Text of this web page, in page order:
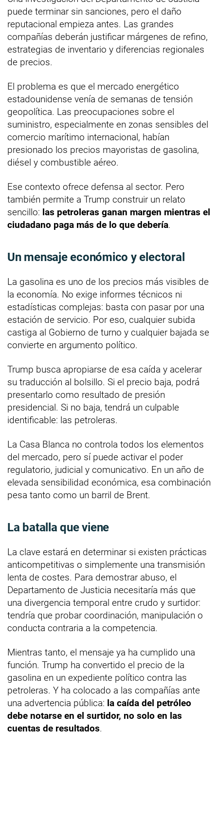
puede terminar sin sanciones, pero el daño
reputacional empieza antes. Las grandes
compañías deberán justificar márgenes de refino,
estrategias de inventario y diferencias regionales
de precios.
El problema es que el mercado energético
estadounidense venía de semanas de tensión
geopolítica. Las preocupaciones sobre el
suministro, especialmente en zonas sensibles del
comercio marítimo internacional, habían
presionado los precios mayoristas de gasolina,
diésel y combustible aéreo.
Ese contexto ofrece defensa al sector. Pero
también permite a Trump construir un relato
sencillo: las petroleras ganan margen mientras el
ciudadano paga más de lo que debería.
Un mensaje económico y electoral
La gasolina es uno de los precios más visibles de
la economía. No exige informes técnicos ni
estadísticas complejas: basta con pasar por una
estación de servicio. Por eso, cualquier subida
castiga al Gobierno de turno y cualquier bajada se
convierte en argumento político.
Trump busca apropiarse de esa caída y acelerar
su traducción al bolsillo. Si el precio baja, podrá
presentarlo como resultado de presión
presidencial. Si no baja, tendrá un culpable
identificable: las petroleras.
La Casa Blanca no controla todos los elementos
del mercado, pero sí puede activar el poder
regulatorio, judicial y comunicativo. En un año de
elevada sensibilidad económica, esa combinación
pesa tanto como un barril de Brent.
La batalla que viene
La clave estará en determinar si existen prácticas
anticompetitivas o simplemente una transmisión
lenta de costes. Para demostrar abuso, el
Departamento de Justicia necesitaría más que
una divergencia temporal entre crudo y surtidor:
tendría que probar coordinación, manipulación o
conducta contraria a la competencia.
Mientras tanto, el mensaje ya ha cumplido una
función. Trump ha convertido el precio de la
gasolina en un expediente político contra las
petroleras. Y ha colocado a las compañías ante
una advertencia pública: la caída del petróleo
debe notarse en el surtidor, no solo en las
cuentas de resultados.